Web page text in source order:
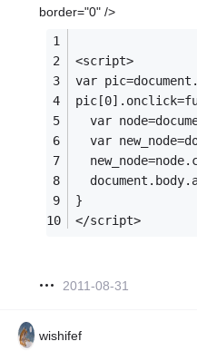
border="0" />
<script>
var
var
var
}
</script>
2011-08-31
wishifef